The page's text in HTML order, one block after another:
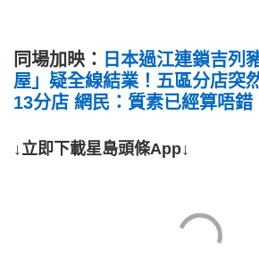
同場加映： 日本過江連鎖吉列
屋」疑全線結業！五區分店突
13分店 網民：質素已經算唔錯
↓立即下載星島頭條App↓